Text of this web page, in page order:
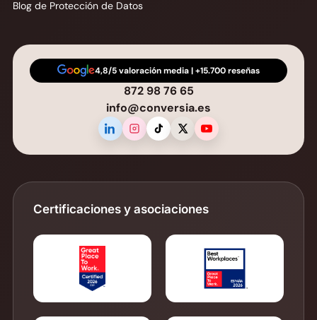
Blog de Protección de Datos
4,8/5 valoración media | +15.700 reseñas
872 98 76 65
info@conversia.es
Certificaciones y asociaciones